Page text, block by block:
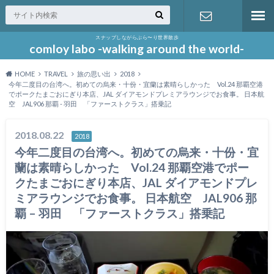
スナップしながらぶら〜り世界散歩
comloy labo -walking around the world-
お問い合わ
HOME TRAVEL 旅の思い出
2018
今年二度目の台湾へ。初めての烏来・十份・宜蘭は素晴らしかった Vol.24 那覇空港
でポークたまごおにぎり本店、JAL ダイアモンドプレミアラウンジでお食事。 日本航
空 JAL906 那覇 - 羽田 「ファーストクラス」搭乗記
2018.08.22 2018
今年二度目の台湾へ。初めての烏来・十份・宜
蘭は素晴らしかった Vol.24 那覇空港でポー
クたまごおにぎり本店、JAL ダイアモンドプレ
ミアラウンジでお食事。 日本航空 JAL906 那
覇 – 羽田 「ファーストクラス」搭乗記